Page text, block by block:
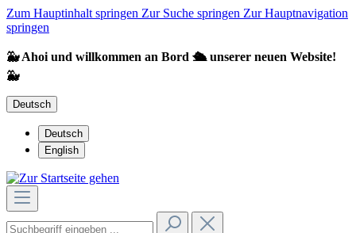
Zum Hauptinhalt springen Zur Suche springen Zur Hauptnavigation
springen
🐳 Ahoi und willkommen an Bord 🛳️ unserer neuen Website!
🐳
Deutsch
Deutsch
English